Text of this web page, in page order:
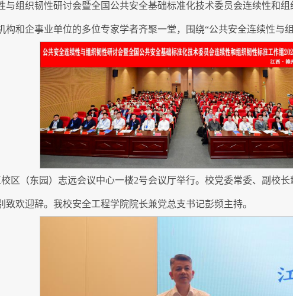
组织韧性研讨会暨全国公共安全基础标准化技术委员会连续性和
和企事业单位的多位专家学者齐聚一堂，围绕“公共安全连续性与
区（东园）志远会议中心一楼2号会议厅举行。校党委常委、副校
欢迎辞。 我校安全工程学院院长兼党总支书记彭频主持。